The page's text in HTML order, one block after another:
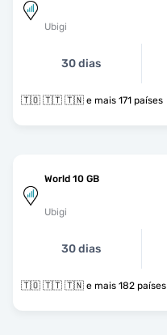
Ubigi
30 dias
🇹🇴 🇹🇹 🇹🇳 e mais 171 países
World 10 GB
Ubigi
30 dias
🇹🇴 🇹🇹 🇹🇳 e mais 182 países